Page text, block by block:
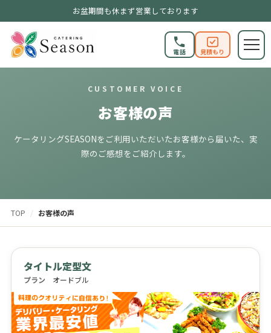
お盆期間も休まず営業しております
電話 見積もり
CUSTOMER VOICE
お客様の声
ケータリングSEASONをご利用いただいたお客様から届いた、実
際のご感想をご紹介します。
TOP / お客様の声
タイトル定型文
プラン オードブル